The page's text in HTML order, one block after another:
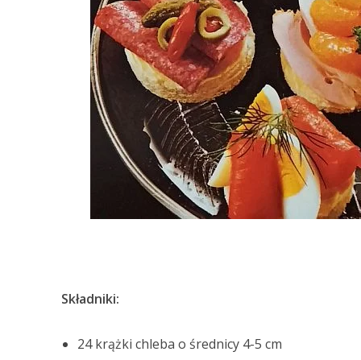
Składniki:
24 krążki chleba o średnicy 4-5 cm